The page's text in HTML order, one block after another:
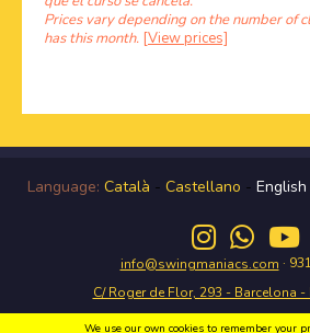
Prices vary depending on the number of
has this month. [View prices]
Language: Català - Castellano - English
info@swingmaniacs.com ·
C/ Roger de Flor, 293 - Barcelona -
We use our own cookies to remember your